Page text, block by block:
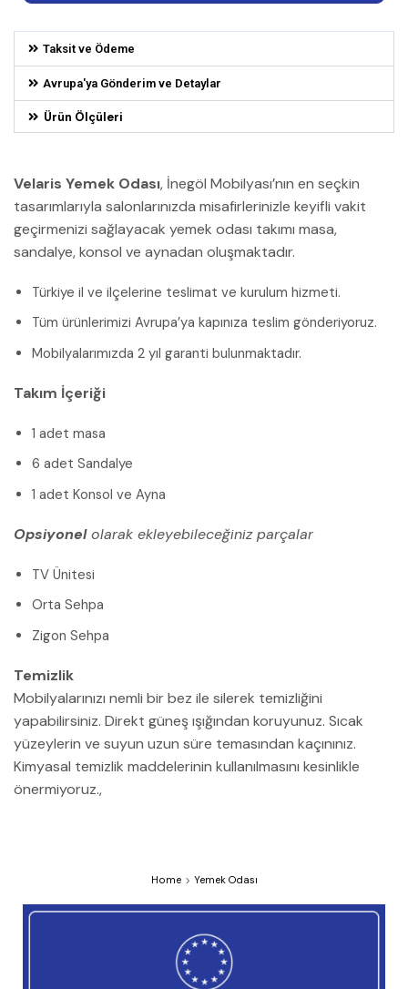
Taksit ve Ödeme
Avrupa'ya Gönderim ve Detaylar
Ürün Ölçüleri
Velaris Yemek Odası, İnegöl Mobilyası’nın en seçkin
tasarımlarıyla salonlarınızda misafirlerinizle keyifli vakit
geçirmenizi sağlayacak yemek odası takımı masa,
sandalye, konsol ve aynadan oluşmaktadır.
Türkiye il ve ilçelerine teslimat ve kurulum hizmeti.
Tüm ürünlerimizi Avrupa’ya kapınıza teslim gönderiyoruz.
Mobilyalarımızda 2 yıl garanti bulunmaktadır.
Takım İçeriği
1 adet masa
6 adet Sandalye
1 adet Konsol ve Ayna
Opsiyonelolarak ekleyebileceğiniz parçalar
TV Ünitesi
Orta Sehpa
Zigon Sehpa
Temizlik
Mobilyalarınızı nemli bir bez ile silerek temizliğini
yapabilirsiniz. Direkt güneş ışığından koruyunuz. Sıcak
yüzeylerin ve suyun uzun süre temasından kaçınınız.
Kimyasal temizlik maddelerinin kullanılmasını kesinlikle
önermiyoruz.,
Home Yemek Odası